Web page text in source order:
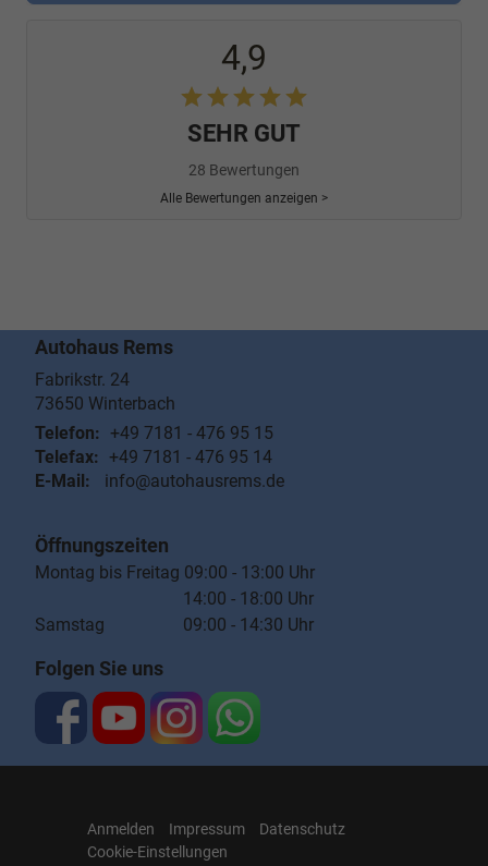
4,9
SEHR GUT
28 Bewertungen
Alle Bewertungen anzeigen >
Autohaus Rems
Fabrikstr. 24
73650 Winterbach
Telefon: +49 7181 - 476 95 15
Telefax: +49 7181 - 476 95 14
E-Mail:
info@autohausrems.de
Öffnungszeiten
Montag bis Freitag 09:00 - 13:00 Uhr
14:00 - 18:00 Uhr
Samstag 09:00 - 14:30 Uhr
Folgen Sie uns
Anmelden Impressum
Datenschutz
Cookie-Einstellungen